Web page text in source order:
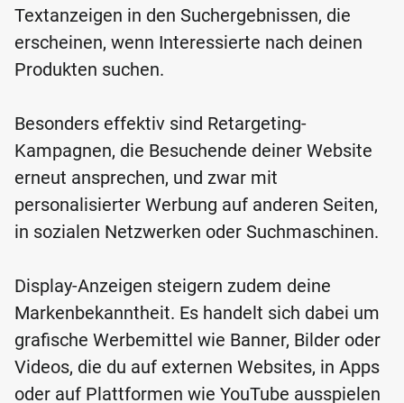
Textanzeigen in den Suchergebnissen, die
erscheinen, wenn Interessierte nach deinen
Produkten suchen.
Besonders effektiv sind Retargeting-
Kampagnen, die Besuchende deiner Website
erneut ansprechen, und zwar mit
personalisierter Werbung auf anderen Seiten,
in sozialen Netzwerken oder Suchmaschinen.
Display-Anzeigen steigern zudem deine
Markenbekanntheit. Es handelt sich dabei um
grafische Werbemittel wie Banner, Bilder oder
Videos, die du auf externen Websites, in Apps
oder auf Plattformen wie YouTube ausspielen